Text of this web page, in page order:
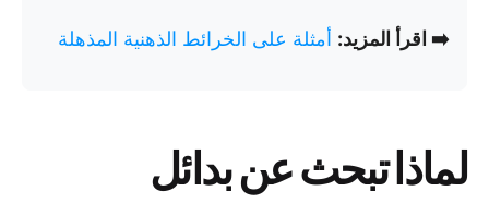
➡️ اقرأ المزيد: أمثلة على الخرائط الذهنية المذهلة
لماذا تبحث عن بدائل